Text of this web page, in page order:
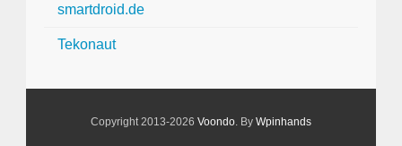
smartdroid.de
Tekonaut
Copyright 2013-2026 Voondo. By Wpinhands